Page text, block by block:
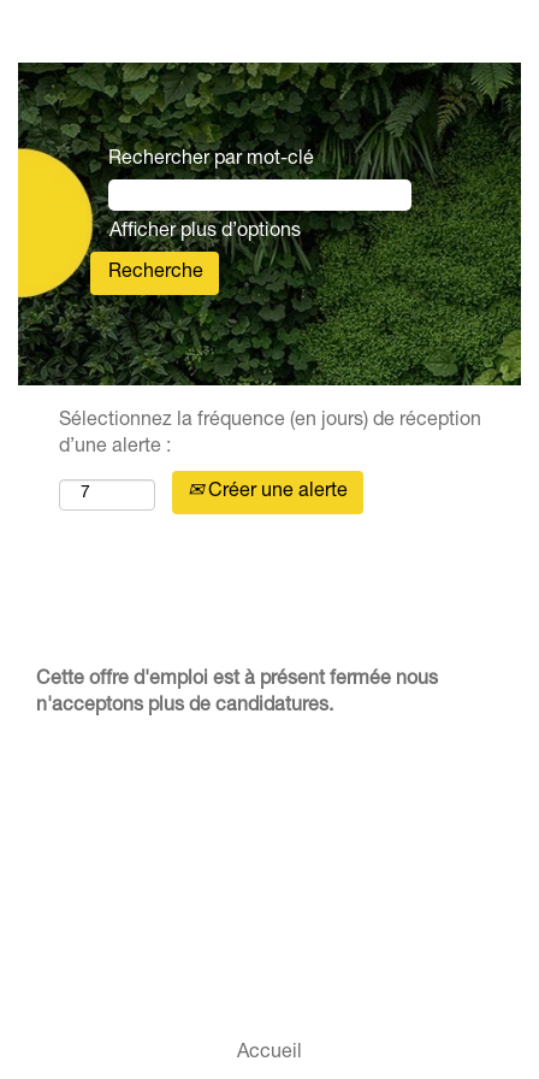
Rechercher par mot-clé
Afficher plus d’options
Sélectionnez la fréquence (en jours) de réception
d’une alerte :
Créer une alerte
Cette offre d'emploi est à présent fermée nous
n'acceptons plus de candidatures.
Accueil